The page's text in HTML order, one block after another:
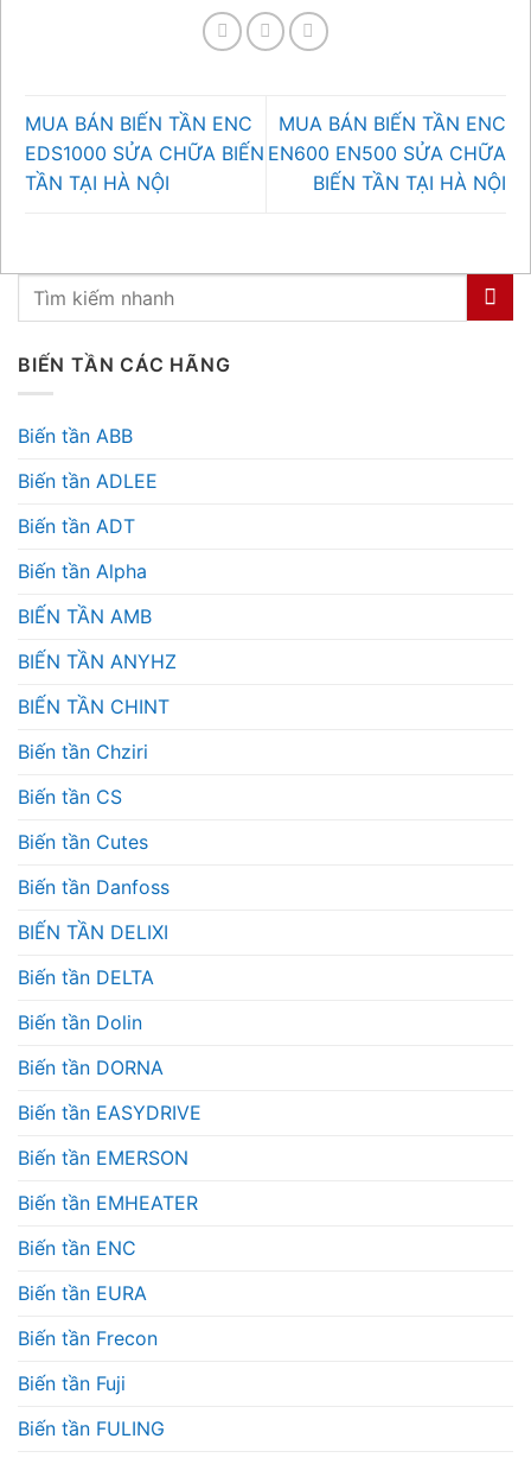
BIẾN TẦN CÁC HÃNG
Biến tần ABB
Biến tần ADLEE
Biến tần ADT
Biến tần Alpha
BIẾN TẦN AMB
BIẾN TẦN ANYHZ
BIẾN TẦN CHINT
Biến tần Chziri
Biến tần CS
Biến tần Cutes
Biến tần Danfoss
BIẾN TẦN DELIXI
Biến tần DELTA
Biến tần Dolin
Biến tần DORNA
Biến tần EASYDRIVE
Biến tần EMERSON
Biến tần EMHEATER
Biến tần ENC
Biến tần EURA
Biến tần Frecon
Biến tần Fuji
Biến tần FULING
MUA BÁN BIẾN TẦN ENC
EDS1000 SỬA CHỮA BIẾN
TẦN TẠI HÀ NỘI
MUA BÁN BIẾN TẦN ENC
EN600 EN500 SỬA CHỮA
BIẾN TẦN TẠI HÀ NỘI